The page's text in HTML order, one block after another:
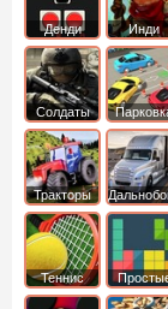
Денди Инди
Солдаты
машин
Тракторы
Теннис